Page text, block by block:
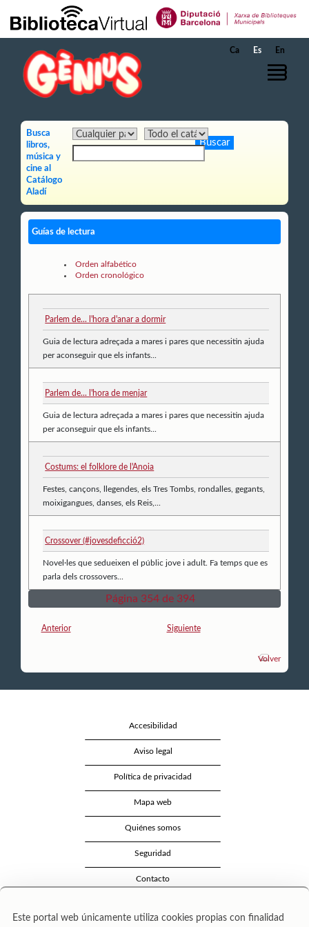
Saltar al contenido principal
Ca Es En
Busca
libros,
música y
cine al
Catálogo
Aladí
Guías de lectura
Orden alfabético
Orden cronológico
Parlem de... l'hora d'anar a dormir
Guia de lectura adreçada a mares i pares que necessitin ajuda
per aconseguir que els infants...
Parlem de... l'hora de menjar
Guia de lectura adreçada a mares i pares que necessitin ajuda
per aconseguir que els infants...
Costums: el folklore de l'Anoia
Festes, cançons, llegendes, els Tres Tombs, rondalles, gegants,
moixigangues, danses, els Reis,...
Crossover (#jovesdeficció2)
Novel·les que sedueixen el públic jove i adult. Fa temps que es
parla dels crossovers...
Página 354 de 394
Anterior Siguiente
Volver
Accesibilidad
Aviso legal
Política de privacidad
Mapa web
Quiénes somos
Seguridad
Contacto
Este portal web únicamente utiliza cookies propias con finalidad